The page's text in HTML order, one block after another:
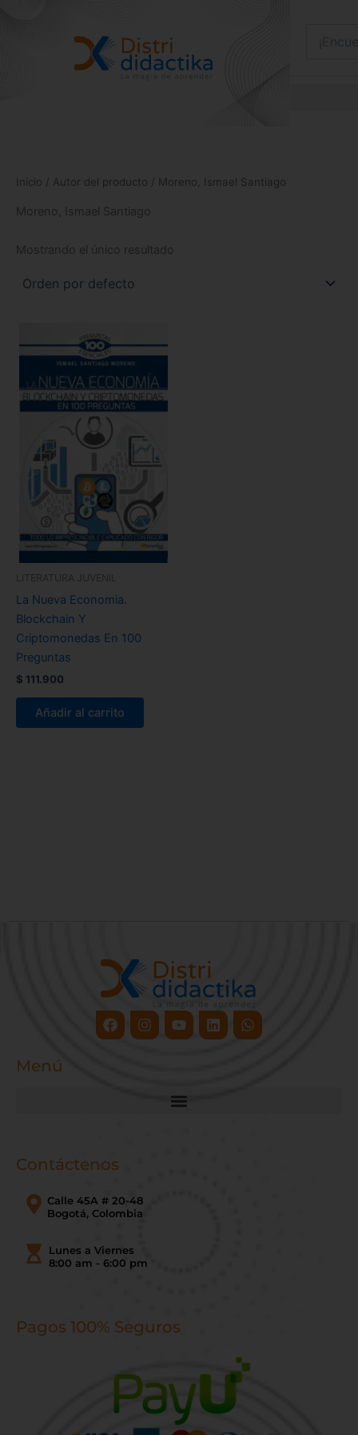
Inicio / Autor del producto / Moreno, Ismael Santiago
Moreno, Ismael Santiago
Mostrando el único resultado
LITERATURA JUVENIL
La Nueva Economia.
Blockchain Y
Criptomonedas En 100
Preguntas
$ 111.900
Añadir al carrito
FacebookInstagram
YoutubeLinkedinWhatsapp
Menú
Contáctenos
Calle 45A # 20-48
Bogotá, Colombia
Lunes a Viernes
8:00 am - 6:00 pm
Pagos 100% Seguros